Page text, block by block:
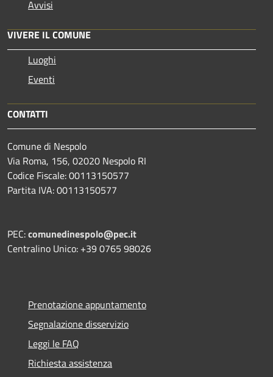
Avvisi
VIVERE IL COMUNE
Luoghi
Eventi
CONTATTI
Comune di Nespolo
Via Roma, 156, 02020 Nespolo RI
Codice Fiscale: 00113150577
Partita IVA: 00113150577
PEC:comunedinespolo@pec.it
Centralino Unico: +39 0765 98026
Prenotazione appuntamento
Segnalazione disservizio
Leggi le FAQ
Richiesta assistenza